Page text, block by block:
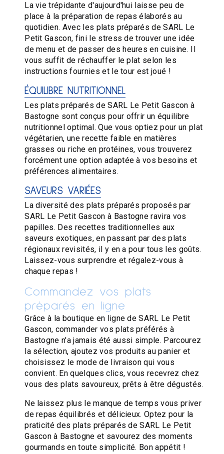
La vie trépidante d'aujourd'hui laisse peu de
place à la préparation de repas élaborés au
quotidien. Avec les plats préparés de SARL Le
Petit Gascon, fini le stress de trouver une idée
de menu et de passer des heures en cuisine. Il
vous suffit de réchauffer le plat selon les
instructions fournies et le tour est joué !
ÉQUILIBRE NUTRITIONNEL
Les plats préparés de SARL Le Petit Gascon à
Bastogne sont conçus pour offrir un équilibre
nutritionnel optimal. Que vous optiez pour un plat
végétarien, une recette faible en matières
grasses ou riche en protéines, vous trouverez
forcément une option adaptée à vos besoins et
préférences alimentaires.
SAVEURS VARIÉES
La diversité des plats préparés proposés par
SARL Le Petit Gascon à Bastogne ravira vos
papilles. Des recettes traditionnelles aux
saveurs exotiques, en passant par des plats
régionaux revisités, il y en a pour tous les goûts.
Laissez-vous surprendre et régalez-vous à
chaque repas !
Commandez vos plats
préparés en ligne
Grâce à la boutique en ligne de SARL Le Petit
Gascon, commander vos plats préférés à
Bastogne n'a jamais été aussi simple. Parcourez
la sélection, ajoutez vos produits au panier et
choisissez le mode de livraison qui vous
convient. En quelques clics, vous recevrez chez
vous des plats savoureux, prêts à être dégustés.
Ne laissez plus le manque de temps vous priver
de repas équilibrés et délicieux. Optez pour la
praticité des plats préparés de SARL Le Petit
Gascon à Bastogne et savourez des moments
gourmands en toute simplicité. Bon appétit !